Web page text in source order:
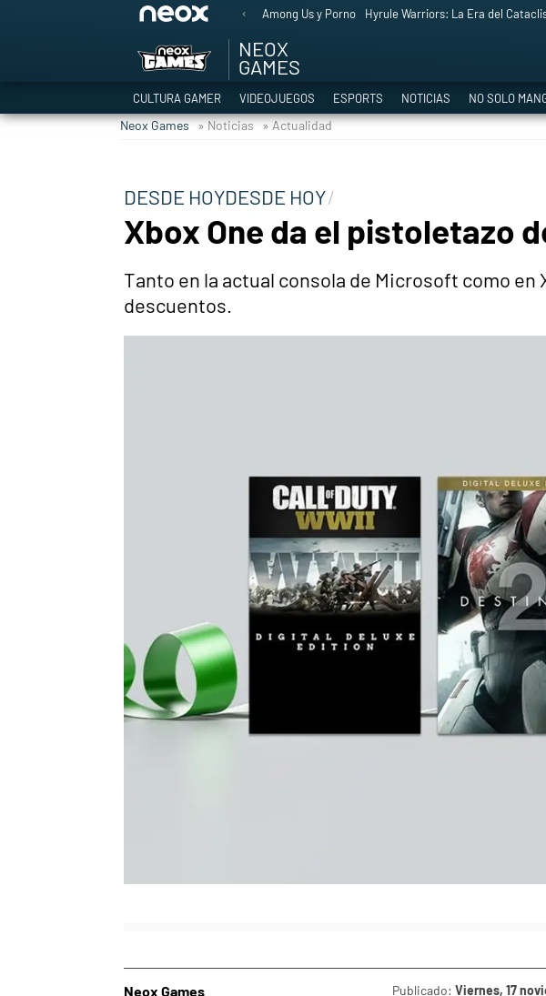
Among Us y Porno Hyrule Warriors: La Era del
NEOX
GAMES
CULTURA GAMER VIDEOJUEGOS ESPORTS NOTICIAS NO SOLO
Neox Games » Noticias » Actualidad
DESDE HOYDESDE HOY
Xbox One da el pistoletazo
Tanto en la actual consola de Microsoft como
descuentos.
Neox Games Publicado: Viernes, 17